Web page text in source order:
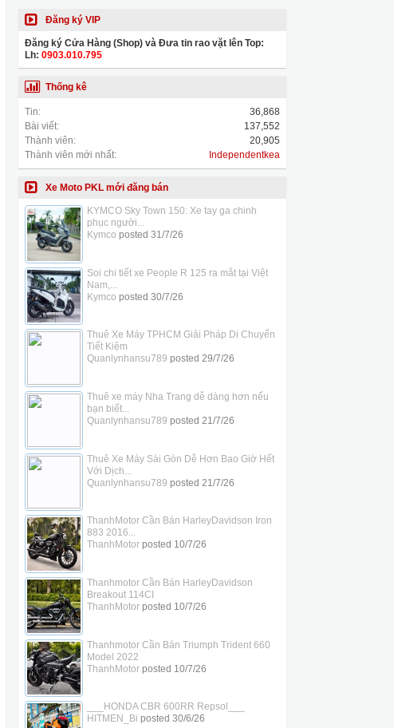
Đăng ký VIP
Đăng ký Cửa Hàng (Shop) và Đưa tin rao vặt lên Top:
Lh: 0903.010.795
Thống kê
Tin:
36,868
Bài viết:
137,552
Thành viên:
20,905
Thành viên mới nhất:
Independentkea
Xe Moto PKL mới đăng bán
KYMCO Sky Town 150: Xe tay ga chinh
phục người...
Kymco posted 31/7/26
Soi chi tiết xe People R 125 ra mắt tại Việt
Nam,...
Kymco posted 30/7/26
Thuê Xe Máy TPHCM Giải Pháp Di Chuyển
Tiết Kiệm
Quanlynhansu789 posted 29/7/26
Thuê xe máy Nha Trang dễ dàng hơn nếu
bạn biết...
Quanlynhansu789 posted 21/7/26
Thuê Xe Máy Sài Gòn Dễ Hơn Bao Giờ Hết
Với Dịch...
Quanlynhansu789 posted 21/7/26
ThanhMotor Cần Bán HarleyDavidson Iron
883 2016...
ThanhMotorposted 10/7/26
Thanhmotor Cần Bán HarleyDavidson
Breakout 114CI
ThanhMotorposted 10/7/26
Thanhmotor Cần Bán Triumph Trident 660
Model 2022
ThanhMotorposted 10/7/26
___HONDA CBR 600RR Repsol___
HITMEN_Bi posted 30/6/26